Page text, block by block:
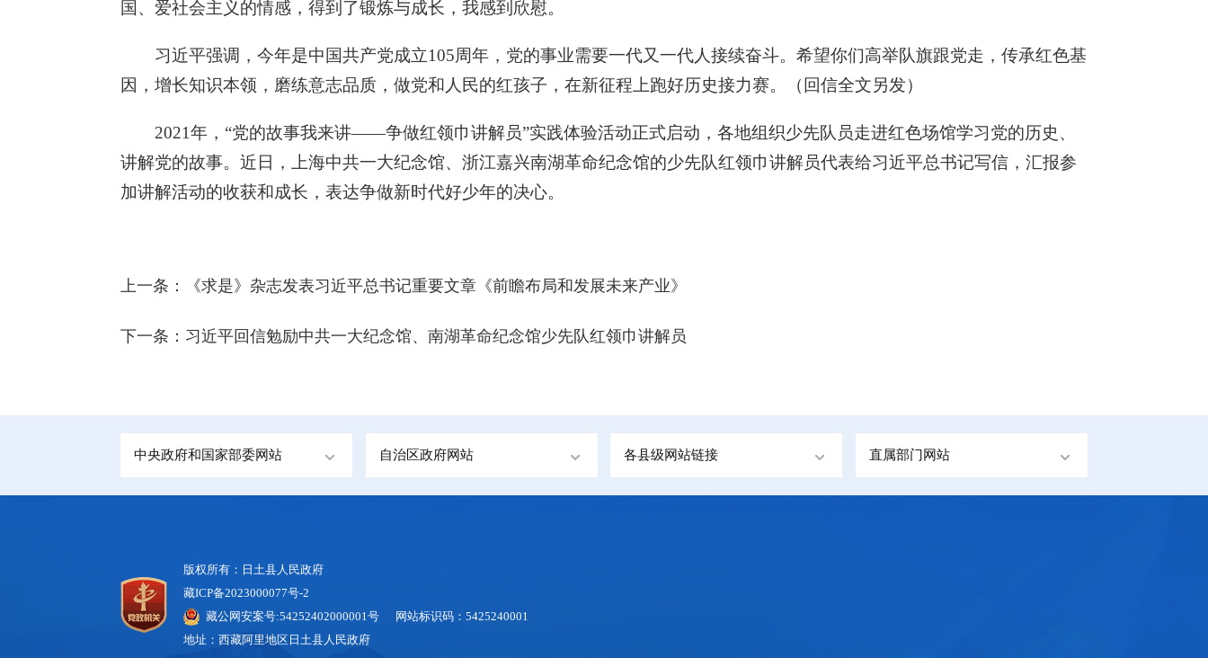
国、爱社会主义的情感，得到了锻炼与成长，我感到欣慰。
习近平强调，今年是中国共产党成立105周年，党的事业需要一代又一代人接续奋斗。希望你们高举队旗跟党走，传承红色基
因，增长知识本领，磨练意志品质，做党和人民的红孩子，在新征程上跑好历史接力赛。（回信全文另发）
2021年，“党的故事我来讲——争做红领巾讲解员”实践体验活动正式启动，各地组织少先队员走进红色场馆学习党的历史、
讲解党的故事。近日，上海中共一大纪念馆、浙江嘉兴南湖革命纪念馆的少先队红领巾讲解员代表给习近平总书记写信，汇报参
加讲解活动的收获和成长，表达争做新时代好少年的决心。
上一条： 《求是》杂志发表习近平总书记重要文章《前瞻布局和发展未来产业》
下一条： 习近平回信勉励中共一大纪念馆、南湖革命纪念馆少先队红领巾讲解员
中央政府和国家部委网站 自治区政府网站 各县级网站链接 直属部门网站
版权所有：日土县人民政府
藏ICP备2023000077号-2
藏公网安案号:54252402000001号 网站标识码：5425240001
地址：西藏阿里地区日土县人民政府